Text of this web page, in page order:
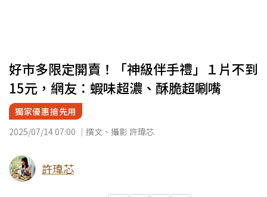
好市多限定開賣！「神級伴手禮」１片不到
15元，網友：蝦味超濃、酥脆超唰嘴
獨家優惠搶先用
2025/07/14 07:00 ｜撰文、攝影 許瑋芯
許瑋芯